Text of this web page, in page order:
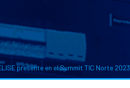
presente en el Summit TIC Norte 2023